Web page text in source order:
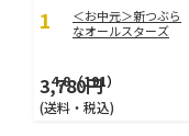
＜お中元＞新つぶら
なオールスターズ
4.8（191）
3,780円
(送料・税込)